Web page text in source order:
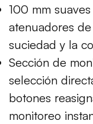
100 mm
atenuadores
suciedad y la
Sección de
selección
botones
monitoreo